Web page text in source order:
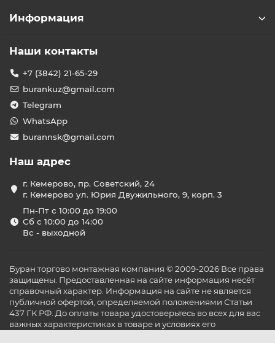
Информация
Наши контакты
+7 (3842) 21-65-29
burankuz@gmail.com
Telegram
WhatsApp
burannsk@gmail.com
Наш адрес
г. Кемерово, пр. Советский, 24
г. Кемерово ул. Юрия Двужильного, 9, корп. 3
Пн-Пт с 10:00 до 19:00
Сб с 10:00 до 14:00
Вс - выходной
Буран торгово монтажная компания © 2009-2026 Все права
защищены. Предоставленная на сайте информация несёт
справочный характер. Информация на сайте не является
публичной офертой, определяемой положениями Статьи
437 ГК РФ. До оплаты товара удостоверьтесь во всех для вас
важных характеристиках в товаре и условиях его